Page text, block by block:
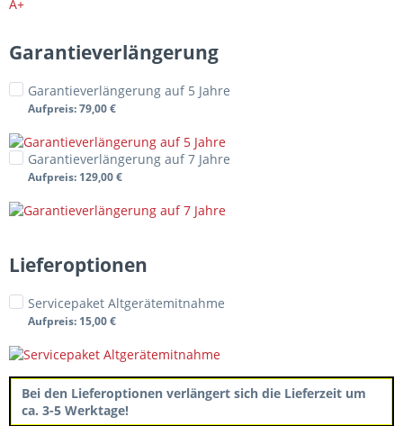
Garantieverlängerung
Garantieverlängerung auf 5 Jahre
Aufpreis: 79,00 €
Garantieverlängerung auf 7 Jahre
Aufpreis: 129,00 €
Lieferoptionen
Servicepaket Altgerätemitnahme
Aufpreis: 15,00 €
Bei den Lieferoptionen verlängert sich die Lieferzeit um
ca. 3-5 Werktage!